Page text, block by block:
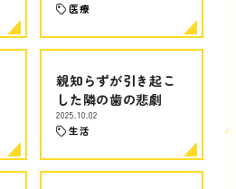
医療
親知らずが引き起こ
した隣の歯の悲劇
2025.10.02
生活